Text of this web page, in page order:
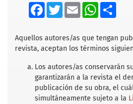
F
a
b
o
o
T
w
t
e
r
E
m
l
W
s
A
p
S
e
Aquellos autores/as que tengan
revista, aceptan los términos
Los autores/as conservarán
garantizarán a la revista el
publicación de su obra, el
simultáneamente sujeto a la